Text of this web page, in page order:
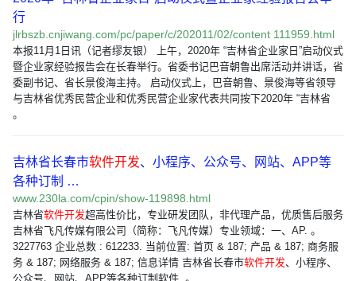
行
jlrbszb.cnjiwang.com/pc/paper/c/202011/02/content 111959.html
本报11月1日讯（记者缪友银） 上午，2020年 “吉林省企业家日”启动仪式
暨企业家经验报告会在长春举行。省委书记巴音朝鲁出席活动并讲话，省
委副书记、省长景俊海主持。 启动仪式上，巴音朝鲁、景俊海等省领导
与吉林省优秀民营企业和优秀民营企业家代表共同按下2020年 “吉林省
。
吉林省长春市软件开发、小程序、公众号、网站、APP等
各种订制 …
www.230la.com/cpin/show-119898.html
吉林省软件开发超高性价比，专业研发团队，非代理产品，优质售后服务
吉林省飞凡传媒有限公司（简称：飞凡传媒）专业领域：一、AP. 。
3227763 企业总数 : 612233. 当前位置: 首页 & 187; 产品 & 187; 商务服
务 & 187; 网络服务 & 187; 信息详情 吉林省长春市软件开发、小程序、
公众号、网站、APP等各种订制软件. 。